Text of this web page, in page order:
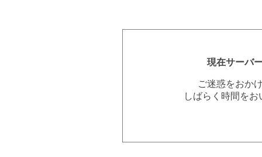
現在サーバ
ご迷惑をおか
しばらく時間を